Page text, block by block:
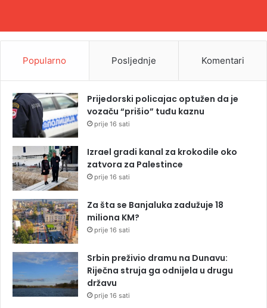
Popularno Posljednje Komentari
Prijedorski policajac optužen da je
vozaču “prišio” tuđu kaznu
prije 16 sati
Izrael gradi kanal za krokodile oko
zatvora za Palestince
prije 16 sati
Za šta se Banjaluka zadužuje 18
miliona KM?
prije 16 sati
Srbin preživio dramu na Dunavu:
Riječna struja ga odnijela u drugu
državu
prije 16 sati